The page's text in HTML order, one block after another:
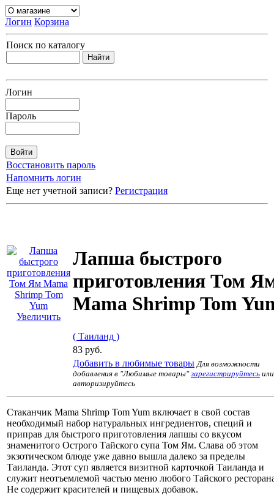
Логин Корзина
Поиск по каталогу
Логин
Пароль
Восстановить пароль
Напомнить логин
Еще нет учетной записи? Регистрация
Увеличить
Лапша быстрого
приготовления Том
Mama Shrimp Tom
( Таиланд )
83 руб.
Добавить в любимые товары Для возможности
добавления в "Любимые товары"зарегистрируйтесь или
авторизируйтесь
Стаканчик Mama Shrimp Tom Yum включает в свой состав
необходимый набор натуральных ингредиентов, специй и
приправ для быстрого приготовления лапшы со вкусом
знаменитого Острого Тайского супа Том Ям. Слава об этом
экзотическом блюде уже давно вышла далеко за пределы
Таиланда. Этот суп является визитной карточкой Таиланда и
служит неотъемлемой частью меню любого Тайского
Не содержит красителей и пищевых добавок.